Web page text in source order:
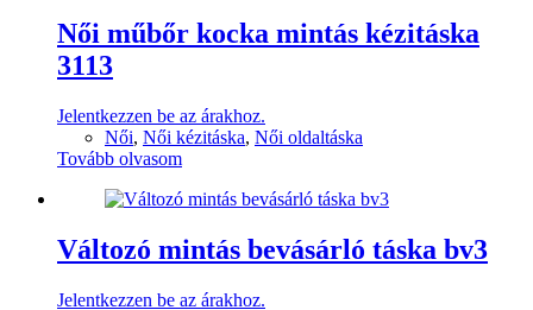
Női műbőr kocka mintás kézitáska
3113
Jelentkezzen be az árakhoz.
Női, Női kézitáska, Női oldaltáska
Tovább olvasom
Változó mintás bevásárló táska bv3
Jelentkezzen be az árakhoz.